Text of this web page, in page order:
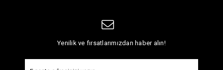
Yenilik ve fırsatlarımızdan haber alın!